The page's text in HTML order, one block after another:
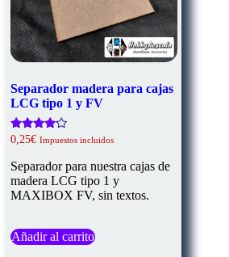
Separador madera para cajas
LCG tipo 1 y FV
Valorado
4.00
de 5
0,25€ Impuestos incluidos
Separador para nuestra cajas de
madera LCG tipo 1 y
MAXIBOX FV, sin textos.
Añadir al carrito